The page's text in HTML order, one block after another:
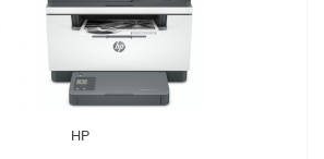
HP